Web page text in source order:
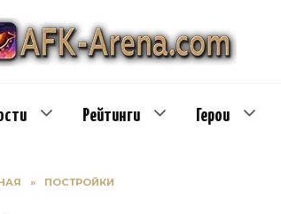
Рейтинги Герои
» ПОСТРОЙКИ